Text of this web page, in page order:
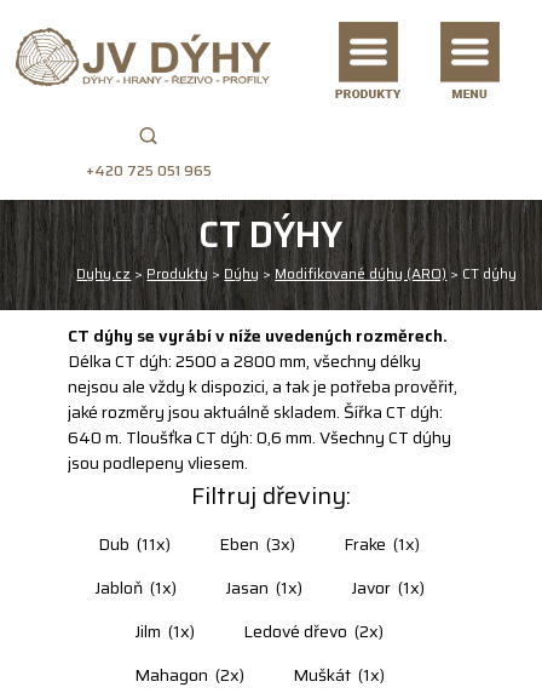
+420 725 051 965
CT DÝHY
Dyhy.cz>Produkty>Dýhy >Modifikované dýhy (ARO)> CT dýhy
CT dýhy se vyrábí v níže uvedených rozměrech.
Délka CT dýh: 2500 a 2800 mm, všechny délky
nejsou ale vždy k dispozici, a tak je potřeba prověřit,
jaké rozměry jsou aktuálně skladem. Šířka CT dýh:
640 m. Tloušťka CT dýh: 0,6 mm. Všechny CT dýhy
jsou podlepeny vliesem.
Filtruj dřeviny:
Dub (11x) Eben (3x) Frake (1x)
Jabloň (1x) Jasan (1x) Javor (1x)
Jilm (1x) Ledové dřevo (2x)
Mahagon (2x) Muškát (1x)